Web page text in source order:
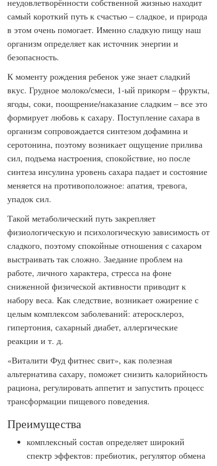
неудовлетворённости собственной жизнью находит
самый короткий путь к счастью – сладкое, и природа
в этом очень помогает. Именно сладкую пищу наш
организм определяет как источник энергии и
безопасность.
К моменту рождения ребенок уже знает сладкий
вкус. Грудное молоко/смеси, 1-ый прикорм – фрукты,
ягоды, соки, поощрение/наказание сладким – все это
формирует любовь к сахару. Поступление сахара в
организм сопровождается синтезом дофамина и
серотонина, поэтому возникает ощущение прилива
сил, подъема настроения, спокойствие, но после
синтеза инсулина уровень сахара падает и состояние
меняется на противоположное: апатия, тревога,
упадок сил.
Такой метаболический путь закрепляет
физиологическую и психологическую зависимость от
сладкого, поэтому спокойные отношения с сахаром
выстраивать так сложно. Заедание проблем на
работе, личного характера, стресса на фоне
сниженной физической активности приводит к
набору веса. Как следствие, возникает ожирение с
целым комплексом заболеваний: атеросклероз,
гипертония, сахарный диабет, аллергические
реакции и т. д.
«Виталити Фуд фитнес свит», как полезная
альтернатива сахару, поможет снизить калорийность
рациона, регулировать аппетит и запустить процесс
трансформации пищевого поведения.
Преимущества
комплексный состав определяет широкий
спектр эффектов: пребиотик, регулятор обмена